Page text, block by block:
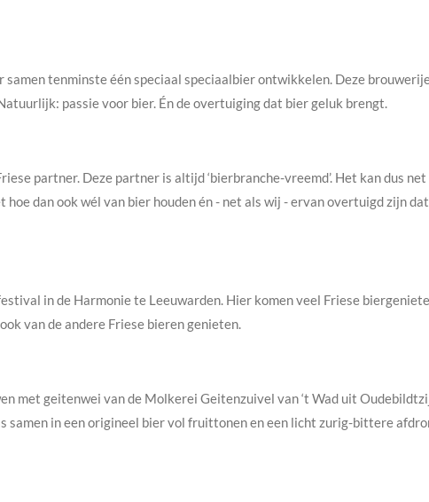
tenminste één speciaal speciaalbier ontwikkelen. Deze
passie voor bier. Én de overtuiging dat bier geluk brengt.
partner. Deze partner is altijd ‘bierbranche-vreemd’. Het kan dus net
dan ook wél van bier houden én - net als wij - ervan overtuigd zijn
in de Harmonie te Leeuwarden. Hier komen veel Friese
van de andere Friese bieren genieten.
met geitenwei van de Molkerei Geitenzuivel van ‘t Wad uit
samen in een origineel bier vol fruittonen en een licht zurig-bittere